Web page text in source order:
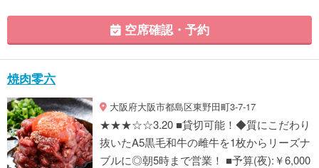
空席確認・予約
焼肉零六
大阪府大阪市都島区東野田町3-7-17
★★★☆☆3.20 ■貸切可能！◆質にこだわり
抜いたA5黒毛和牛の雌牛を1枚からリーズナ
ブルに◎朝5時まで営業！ ■予算(夜):￥6,000